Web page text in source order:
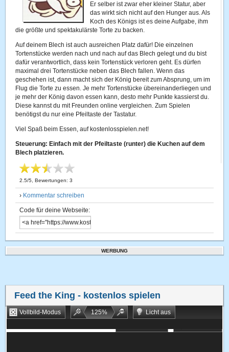
Er selber ist zwar eher kleiner Statur, aber
das wirkt sich nicht auf den Hunger aus. Als
Koch des Königs ist es deine Aufgabe, ihm
die größte und spektakulärste Torte zu backen.
Auf deinem Blech ist auch ausreichen Platz dafür! Die einzelnen
Tortenstücke werden nach und nach auf das Blech gelegt und du bist
dafür verantwortlich, dass kein Tortenstück verloren geht. Es dürfen
maximal drei Tortenstücke neben das Blech fallen. Wenn das
geschehen ist, dann macht sich der König bereit zum Absprung, um im
Flug die Torte zu essen. Je mehr Tortenstücke übereinanderliegen und
je mehr der König davon essen kann, desto mehr Punkte kassierst du.
Diese kannst du mit Freunden online vergleichen. Zum Spielen
benötigst du nur eine Pfeiltaste der Tastatur.
Viel Spaß beim Essen, auf kostenlosspielen.net!
Steuerung: Einfach mit der Pfeiltaste (runter) die Kuchen auf dem
Blech platzieren.
2.5/5 , Bewertungen:3
› Kommentar schreiben
Code für deine Webseite:
WERBUNG
Feed the King - kostenlos spielen
Vollbild-Modus 125%
Licht aus